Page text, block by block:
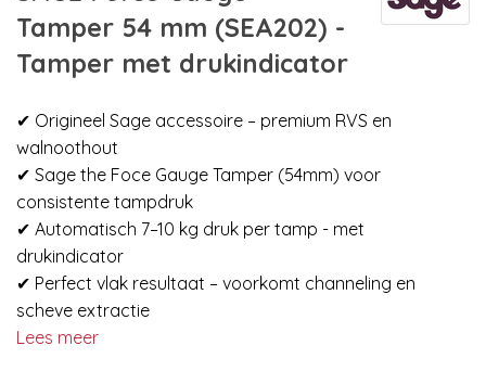
Tamper 54 mm (SEA202) -
Tamper met drukindicator
✔ Origineel Sage accessoire – premium RVS en
walnoothout
✔ Sage the Foce Gauge Tamper (54mm) voor
consistente tampdruk
✔ Automatisch 7–10 kg druk per tamp - met
drukindicator
✔ Perfect vlak resultaat – voorkomt channeling en
scheve extractie
Lees meer